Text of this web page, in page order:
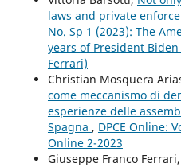
laws and private
No. Sp 1 (2023): The
years of President
Ferrari)
Christian Mosquera
come meccanismo di
esperienze delle
Spagna , DPCE Online:
Online 2-2023
Giuseppe Franco Ferrari,